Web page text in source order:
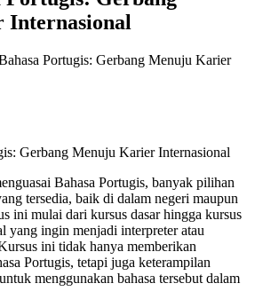
Portugis: Gerbang Menuju Karier
Bahasa Portugis, banyak pilihan
tersedia, baik di dalam negeri maupun
ini mulai dari kursus dasar hingga kursus
yang ingin menjadi interpreter atau
ini tidak hanya memberikan
Portugis, tetapi juga keterampilan
menggunakan bahasa tersebut dalam